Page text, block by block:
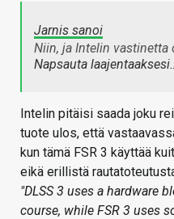
Jarnis sanoi
Niin, ja Intelin vastinetta
Napsauta
Intelin pitäisi saada joku
tuote ulos, että
kun tämä FSR 3 käyttää
eikä erillistä
"DLSS 3 uses a hardware
course, while FSR 3 uses